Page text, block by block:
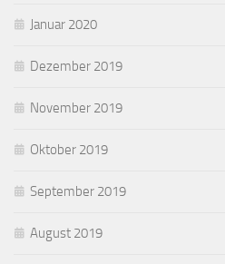
Januar 2020
Dezember 2019
November 2019
Oktober 2019
September 2019
August 2019